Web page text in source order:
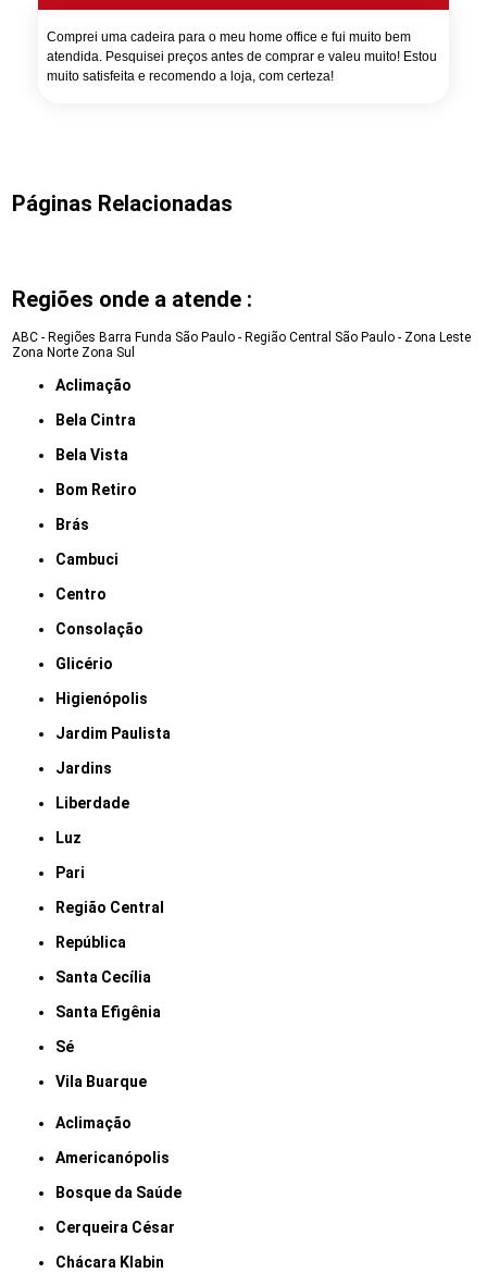
Comprei uma cadeira para o meu home office e fui muito bem
atendida. Pesquisei preços antes de comprar e valeu muito! Estou
muito satisfeita e recomendo a loja, com certeza!
Páginas Relacionadas
Regiões onde a atende :
ABC - Regiões Barra Funda São Paulo - Região Central São Paulo - Zona Leste
Zona Norte Zona Sul
Aclimação
Bela Cintra
Bela Vista
Bom Retiro
Brás
Cambuci
Centro
Consolação
Glicério
Higienópolis
Jardim Paulista
Jardins
Liberdade
Luz
Pari
Região Central
República
Santa Cecília
Santa Efigênia
Sé
Vila Buarque
Aclimação
Americanópolis
Bosque da Saúde
Cerqueira César
Chácara Klabin